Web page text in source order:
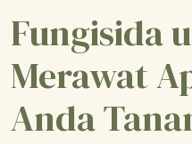
Fungisida
Merawat
Anda